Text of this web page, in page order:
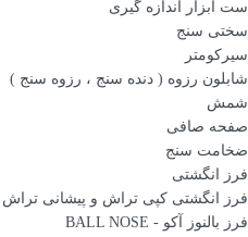
ست ابزار اندازه گیری
سختی سنج
سیرکومتر
شابلون رزوه ( دنده سنج ، رزوه سنج )
شمش
صفحه صافی
ضخامت سنج
فرز انگشتی
فرز انگشتی کپی تراش و پیشانی تراش
فرز بالنوز آکو - BALL NOSE